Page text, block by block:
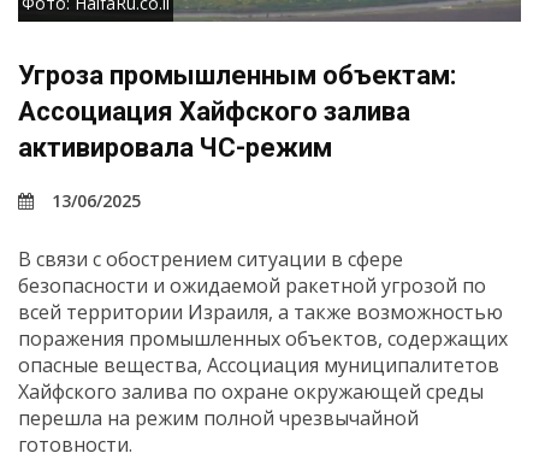
Угроза промышленным объектам:
Ассоциация Хайфского залива
активировала ЧС-режим
13/06/2025
В связи с обострением ситуации в сфере
безопасности и ожидаемой ракетной угрозой по
всей территории Израиля, а также возможностью
поражения промышленных объектов, содержащих
опасные вещества, Ассоциация муниципалитетов
Хайфского залива по охране окружающей среды
перешла на режим полной чрезвычайной
готовности.